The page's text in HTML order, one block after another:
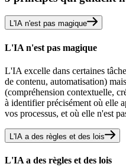
L'IA n'est pas magique
L'IA n'est pas magique
L'IA excelle dans certaines
de contenu, automatisation)
(compréhension contextuelle,
à identifier précisément où elle
vos processus, et où elle n'est
L'IA a des règles et des lois
L'IA a des règles et des lois